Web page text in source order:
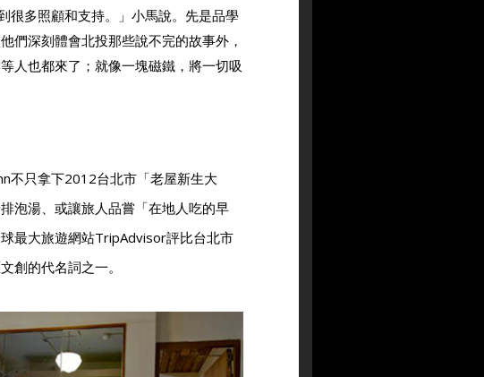
很多照顧和支持。」小馬說。先是品學
們深刻體會北投那些說不完的故事外，
人也都來了；就像一塊磁鐵，將一切吸
不只拿下2012台北市「老屋新生大
泡湯、或讓旅人品嘗「在地人吃的早
最大旅遊網站TripAdvisor評比台北市
創的代名詞之一。